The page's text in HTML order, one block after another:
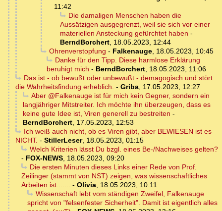
11:42
Die damaligen Menschen haben die
Aussätzigen ausgegrenzt, weil sie sich vor einer
materiellen Ansteckung gefürchtet haben -
BerndBorchert, 18.05.2023, 12:44
Ohrenverstopfung - Falkenauge, 18.05.2023, 10:45
Danke für den Tipp. Diese harmlose Erklärung
beruhigt mich - BerndBorchert, 18.05.2023, 11:06
Das ist - ob bewußt oder unbewußt - demagogisch und stört
die Wahrheitsfindung erheblich. - Griba, 17.05.2023, 12:27
Aber @Falkenauge ist für mich kein Gegner, sondern ein
langjähriger Mitstreiter. Ich möchte ihn überzeugen, dass es
keine gute Idee ist, Viren generell zu bestreiten -
BerndBorchert, 17.05.2023, 12:53
Ich weiß auch nicht, ob es Viren gibt, aber BEWIESEN ist es
NICHT. - StillerLeser, 18.05.2023, 01:15
Welch Kriterien lässt Du bzgl. eines Be-/Nachweises gelten?
- FOX-NEWS, 18.05.2023, 09:20
Die ersten Minuten dieses Links einer Rede von Prof.
Zeilinger (stammt von NST) zeigen, was wissenschaftliches
Arbeiten ist....... - Olivia, 18.05.2023, 10:11
Wissenschaft lebt vom ständigen Zweifel, Falkenauge
spricht von "felsenfester Sicherheit". Damit ist eigentlich alles